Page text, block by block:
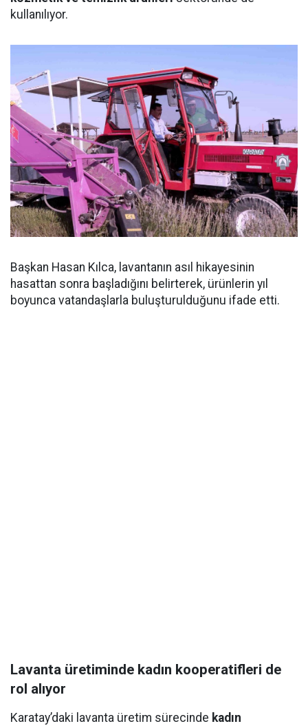
kullanılıyor.
Başkan Hasan Kılca, lavantanın asıl hikayesinin
hasattan sonra başladığını belirterek, ürünlerin yıl
boyunca vatandaşlarla buluşturulduğunu ifade etti.
Lavanta üretiminde kadın kooperatifleri de
rol alıyor
Karatay’daki lavanta üretim sürecinde kadın